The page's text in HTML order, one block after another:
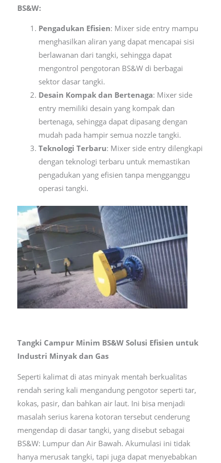
BS&W:
Pengadukan Efisien: Mixer side entry mampu
menghasilkan aliran yang dapat mencapai sisi
berlawanan dari tangki, sehingga dapat
mengontrol pengotoran BS&W di berbagai
sektor dasar tangki.
Desain Kompak dan Bertenaga: Mixer side
entry memiliki desain yang kompak dan
bertenaga, sehingga dapat dipasang dengan
mudah pada hampir semua nozzle tangki.
Teknologi Terbaru: Mixer side entry dilengkapi
dengan teknologi terbaru untuk memastikan
pengadukan yang efisien tanpa mengganggu
operasi tangki.
Tangki Campur Minim BS&W Solusi Efisien untuk
Industri Minyak dan Gas
Seperti kalimat di atas minyak mentah berkualitas
rendah sering kali mengandung pengotor seperti tar,
kokas, pasir, dan bahkan air laut. Ini bisa menjadi
masalah serius karena kotoran tersebut cenderung
mengendap di dasar tangki, yang disebut sebagai
BS&W: Lumpur dan Air Bawah. Akumulasi ini tidak
hanya merusak tangki, tapi juga dapat menyebabkan